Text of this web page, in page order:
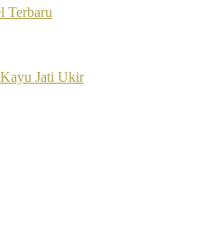
Terbaru
Jati Ukir